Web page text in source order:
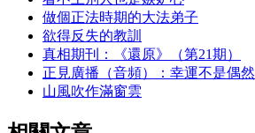
做個正法時期的大法弟子
欲得反失的教訓
真相期刊：《還原》（第21期）
正見廣播（音頻）：幸運不是偶然
山風吹作滿窗雲